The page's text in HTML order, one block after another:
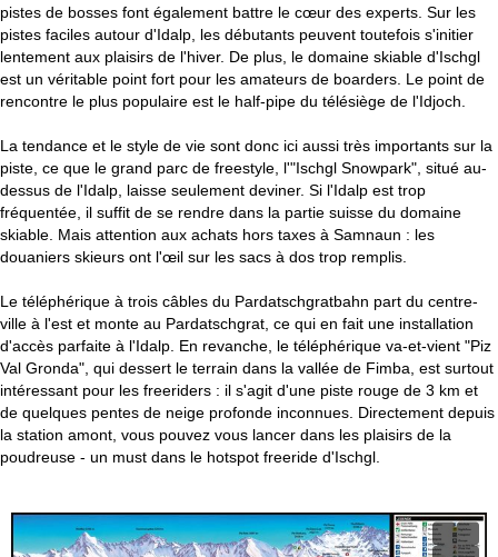
pistes de bosses font également battre le cœur des experts. Sur les
pistes faciles autour d'Idalp, les débutants peuvent toutefois s'initier
lentement aux plaisirs de l'hiver. De plus, le domaine skiable d'Ischgl
est un véritable point fort pour les amateurs de boarders. Le point de
rencontre le plus populaire est le half-pipe du télésiège de l'Idjoch.
La tendance et le style de vie sont donc ici aussi très importants sur la
piste, ce que le grand parc de freestyle, l'"Ischgl Snowpark", situé au-
dessus de l'Idalp, laisse seulement deviner. Si l'Idalp est trop
fréquentée, il suffit de se rendre dans la partie suisse du domaine
skiable. Mais attention aux achats hors taxes à Samnaun : les
douaniers skieurs ont l'œil sur les sacs à dos trop remplis.
Le téléphérique à trois câbles du Pardatschgratbahn part du centre-
ville à l'est et monte au Pardatschgrat, ce qui en fait une installation
d'accès parfaite à l'Idalp. En revanche, le téléphérique va-et-vient "Piz
Val Gronda", qui dessert le terrain dans la vallée de Fimba, est surtout
intéressant pour les freeriders : il s'agit d'une piste rouge de 3 km et
de quelques pentes de neige profonde inconnues. Directement depuis
la station amont, vous pouvez vous lancer dans les plaisirs de la
poudreuse - un must dans le hotspot freeride d'Ischgl.